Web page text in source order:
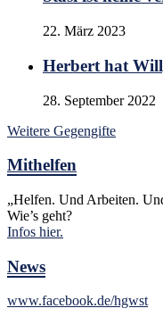
22. März 2023
Herbert hat
28. September 2022
Weitere Gegengifte
Mithelfen
„Helfen. Und Arbeiten.
Wie’s geht?
Infos hier.
News
www.facebook.de/hgwst